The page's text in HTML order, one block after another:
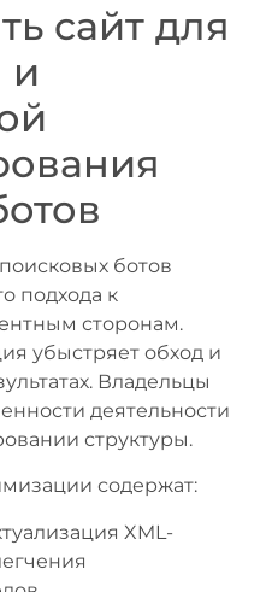
сайт для
и
ботов
подхода к
сторонам.
убыстряет обход и
Владельцы
деятельности
структуры.
содержат:
XML-